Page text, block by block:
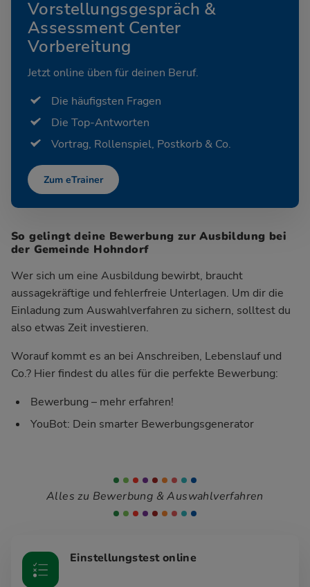
Vorstellungsgespräch &
Assessment Center
Vorbereitung
Jetzt online üben für deinen Beruf.
Die häufigsten Fragen
Die Top-Antworten
Vortrag, Rollenspiel, Postkorb & Co.
Zum eTrainer
So gelingt deine Bewerbung zur Ausbildung bei
der Gemeinde Hohndorf
Wer sich um eine Ausbildung bewirbt, braucht
aussagekräftige und fehlerfreie Unterlagen. Um dir die
Einladung zum Auswahlverfahren zu sichern, solltest du
also etwas Zeit investieren.
Worauf kommt es an bei Anschreiben, Lebenslauf und
Co.? Hier findest du alles für die perfekte Bewerbung:
Bewerbung – mehr erfahren!
YouBot: Dein smarter Bewerbungsgenerator
Alles zu Bewerbung & Auswahlverfahren
Einstellungstest online